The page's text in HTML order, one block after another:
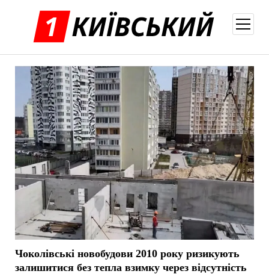
меню
Чоколівські новобудови 2010 року ризикують
залишитися без тепла взимку через відсутність